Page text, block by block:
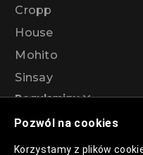
Pozwól na cookies
Korzystamy z plików
Cropp
House
Mohito
Sinsay
Regulaminy
Regulamin akcji